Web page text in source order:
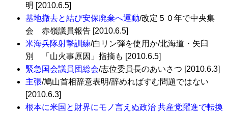
明 [2010.6.5]
基地撤去と結び安保廃棄へ運動/改定５０年で中央集
会 赤嶺議員報告 [2010.6.5]
米海兵隊射撃訓練/白リン弾を使用か/北海道・矢臼
別 「山火事原因」指摘も [2010.6.5]
緊急国会議員団総会/志位委員長のあいさつ [2010.6.3]
主張/鳩山首相辞意表明/辞めればすむ問題ではない
[2010.6.3]
根本に米国と財界にモノ言えぬ政治 共産党躍進で転換